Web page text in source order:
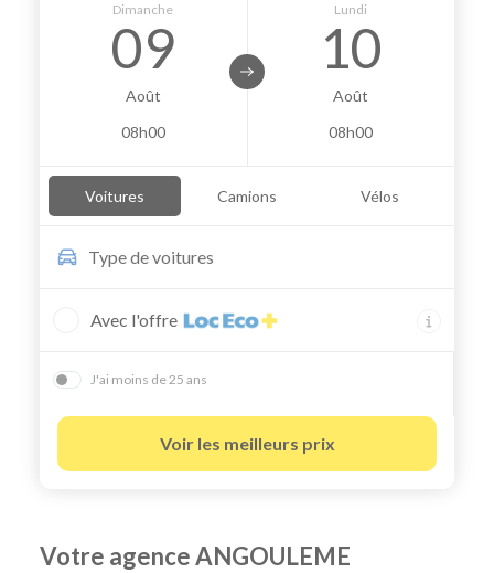
Dimanche
09
Août
08h00
Lundi
10
Août
08h00
Voitures Camions Vélos
Type devoitures
Avec l'offre
J'ai moins de 25 ans
Voir les meilleurs prix
Votre agence ANGOULEME